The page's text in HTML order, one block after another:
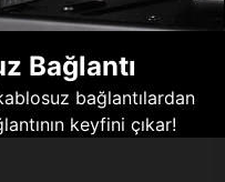
Bağlantı
bağlantılardan
keyfini çıkar!